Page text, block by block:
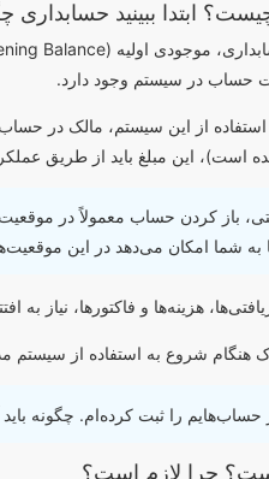
ابتدا ببینید حسابداری
حساب در سیستم وجود دارد.
است)، این مبلغ باید از طریق
باز کردن حساب معمولاً در
شما امکان می‌دهد در این
هزینه‌ها و فاکتورها، نیاز به
هنگام شروع به استفاده از
حساب‌هایم را ثبت کرده‌ام. چگونه
چرا لازم است؟